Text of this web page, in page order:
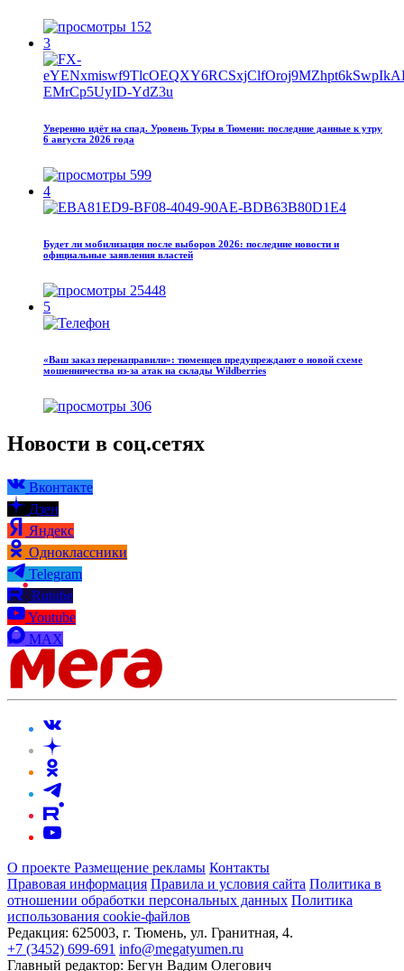
152
3
Уверенно идёт на спад. Уровень Туры в Тюмени: последние данные к утру
6 августа 2026 года
599
4
Будет ли мобилизация после выборов 2026: последние новости и
официальные заявления властей
25448
5
«Ваш заказ перенаправили»: тюменцев предупреждают о новой схеме
мошенничества из-за атак на склады Wildberries
306
Новости в соц.сетях
Вконтакте
Дзен
Яндекс
Одноклассники
Telegram
Rutube
Youtube
MAX
О проекте Размещение рекламы Контакты
Правовая информация Правила и условия сайта Политика в
отношении обработки персональных данных Политика
использования cookie-файлов
Редакция: 625003, г. Тюмень, ул. Гранитная, 4.
+7 (3452) 699-691 info@megatyumen.ru
Главный редактор: Бегун Вадим Олегович